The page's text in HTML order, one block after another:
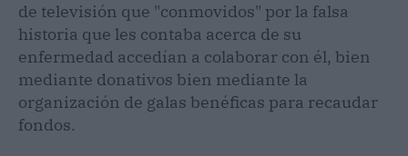
de televisión que "conmovidos" por la falsa
historia que les contaba acerca de su
enfermedad accedían a colaborar con él, bien
mediante donativos bien mediante la
organización de galas benéficas para recaudar
fondos.